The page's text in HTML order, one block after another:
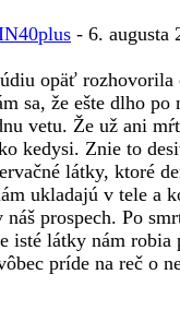
- 6. augusta
opäť rozhovorila
sa, že ešte dlho po
vetu. Že už ani
kedysi. Znie to
látky, ktoré
ukladajú v tele a
prospech. Po
isté látky nám robia
príde na reč o